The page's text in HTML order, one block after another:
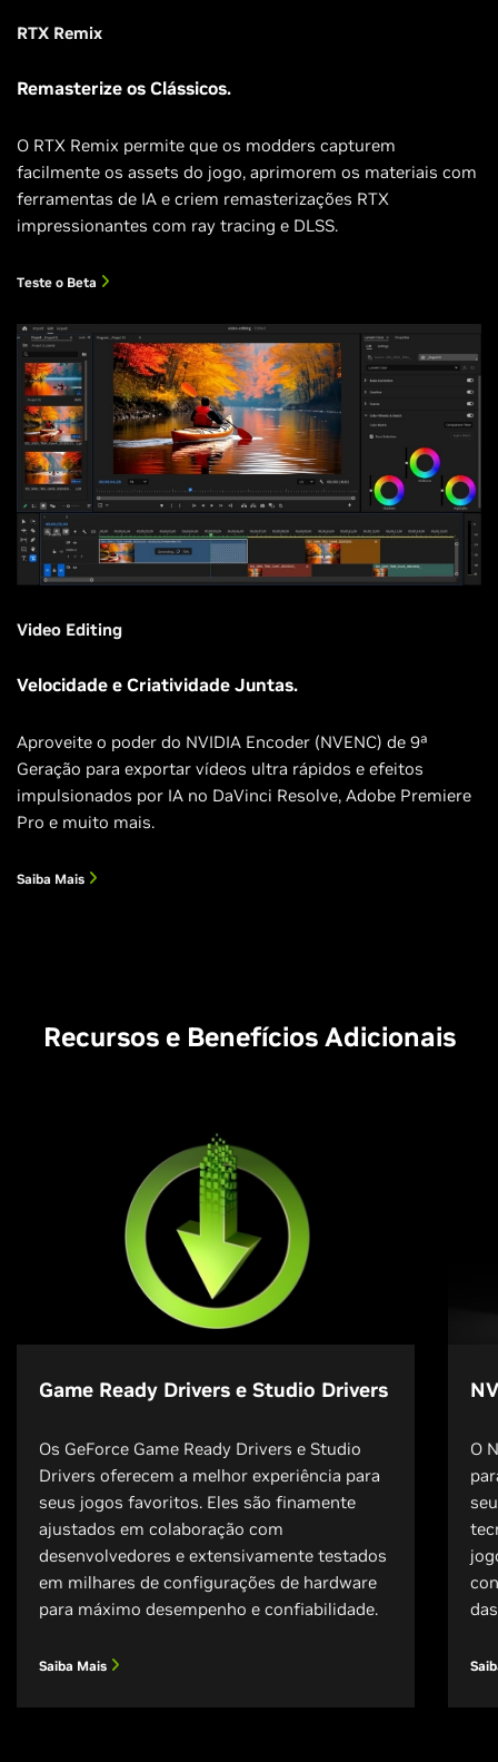
RTX Remix
Remasterize os Clássicos.
O RTX Remix permite que os modders capturem
facilmente os assets do jogo, aprimorem os materiais com
ferramentas de IA e criem remasterizações RTX
impressionantes com ray tracing e DLSS.
Teste o Beta
Video Editing
Velocidade e Criatividade Juntas.
Aproveite o poder do NVIDIA Encoder (NVENC) de 9ª
Geração para exportar vídeos ultra rápidos e efeitos
impulsionados por IA no DaVinci Resolve, Adobe Premiere
Pro e muito mais.
Saiba Mais
Recursos e Benefícios Adicionais
Game Ready Drivers e Studio Drivers
Os GeForce Game Ready Drivers e Studio
Drivers oferecem a melhor experiência para
seus jogos favoritos. Eles são finamente
ajustados em colaboração com
desenvolvedores e extensivamente testados
em milhares de configurações de hardware
para máximo desempenho e confiabilidade.
Saiba Mais
O